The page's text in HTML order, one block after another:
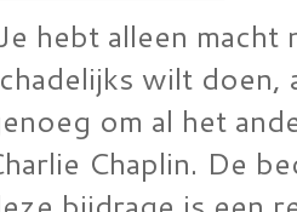
hebt alleen macht
wilt doen,
om al het
Chaplin. De